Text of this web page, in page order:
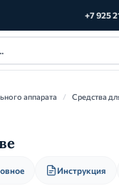
+7 925
аппарата / Средства
Инструкция